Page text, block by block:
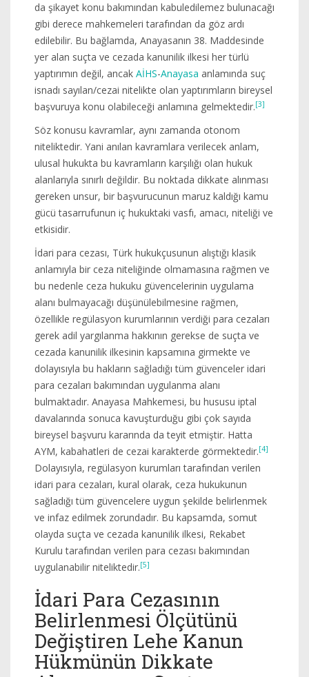
da şikayet konu bakımından kabuledilemez bulunacağı
gibi derece mahkemeleri tarafından da göz ardı
edilebilir. Bu bağlamda, Anayasanın 38. Maddesinde
yer alan suçta ve cezada kanunilik ilkesi her türlü
yaptırımın değil, ancak AİHS-Anayasa anlamında suç
isnadı sayılan/cezai nitelikte olan yaptırımların bireysel
başvuruya konu olabileceği anlamına gelmektedir.[3]
Söz konusu kavramlar, aynı zamanda otonom
niteliktedir. Yani anılan kavramlara verilecek anlam,
ulusal hukukta bu kavramların karşılığı olan hukuk
alanlarıyla sınırlı değildir. Bu noktada dikkate alınması
gereken unsur, bir başvurucunun maruz kaldığı kamu
gücü tasarrufunun iç hukuktaki vasfı, amacı, niteliği ve
etkisidir.
İdari para cezası, Türk hukukçusunun alıştığı klasik
anlamıyla bir ceza niteliğinde olmamasına rağmen ve
bu nedenle ceza hukuku güvencelerinin uygulama
alanı bulmayacağı düşünülebilmesine rağmen,
özellikle regülasyon kurumlarının verdiği para cezaları
gerek adil yargılanma hakkının gerekse de suçta ve
cezada kanunilik ilkesinin kapsamına girmekte ve
dolayısıyla bu hakların sağladığı tüm güvenceler idari
para cezaları bakımından uygulanma alanı
bulmaktadır. Anayasa Mahkemesi, bu hususu iptal
davalarında sonuca kavuşturduğu gibi çok sayıda
bireysel başvuru kararında da teyit etmiştir. Hatta
AYM, kabahatleri de cezai karakterde görmektedir.[4]
Dolayısıyla, regülasyon kurumları tarafından verilen
idari para cezaları, kural olarak, ceza hukukunun
sağladığı tüm güvencelere uygun şekilde belirlenmek
ve infaz edilmek zorundadır. Bu kapsamda, somut
olayda suçta ve cezada kanunilik ilkesi, Rekabet
Kurulu tarafından verilen para cezası bakımından
uygulanabilir niteliktedir.[5]
İdari Para Cezasının
Belirlenmesi Ölçütünü
Değiştiren Lehe Kanun
Hükmünün Dikkate